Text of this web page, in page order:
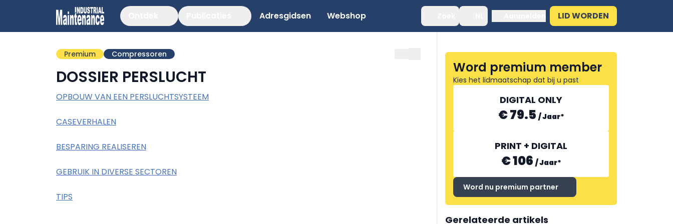
Adresgidsen Webshop LID WORDEN
Premium Compressoren
DOSSIER PERSLUCHT
OPBOUW VAN EEN PERSLUCHTSYSTEEM
CASEVERHALEN
BESPARING REALISEREN
GEBRUIK IN DIVERSE SECTOREN
TIPS
Word premium member
Kies het lidmaatschap dat bij u past
DIGITAL ONLY
€ 79.5 /Jaar*
PRINT + DIGITAL
€ 106 /Jaar*
Word nu premium partner
Gerelateerde artikels